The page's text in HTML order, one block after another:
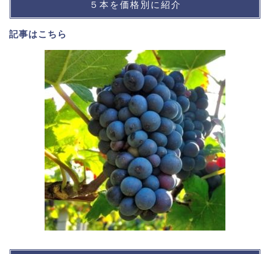
５本を価格別に紹介
記事はこちら